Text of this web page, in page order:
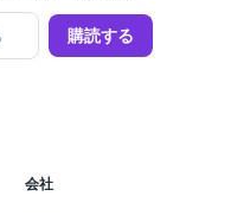
購読する
会社